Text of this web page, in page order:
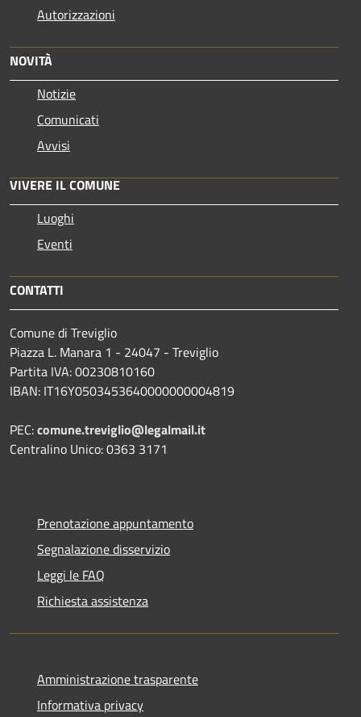
Autorizzazioni
NOVITÀ
Notizie
Comunicati
Avvisi
VIVERE IL COMUNE
Luoghi
Eventi
CONTATTI
Comune di Treviglio
Piazza L. Manara 1 - 24047 - Treviglio
Partita IVA: 00230810160
IBAN: IT16Y0503453640000000004819
PEC:comune.treviglio@legalmail.it
Centralino Unico: 0363 3171
Prenotazione appuntamento
Segnalazione disservizio
Leggi le FAQ
Richiesta assistenza
Amministrazione trasparente
Informativa privacy